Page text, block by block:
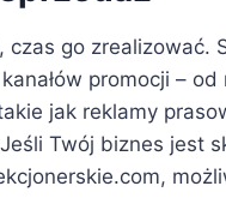
czas go zrealizować.
promocji –
jak reklamy
Twój biznes jest